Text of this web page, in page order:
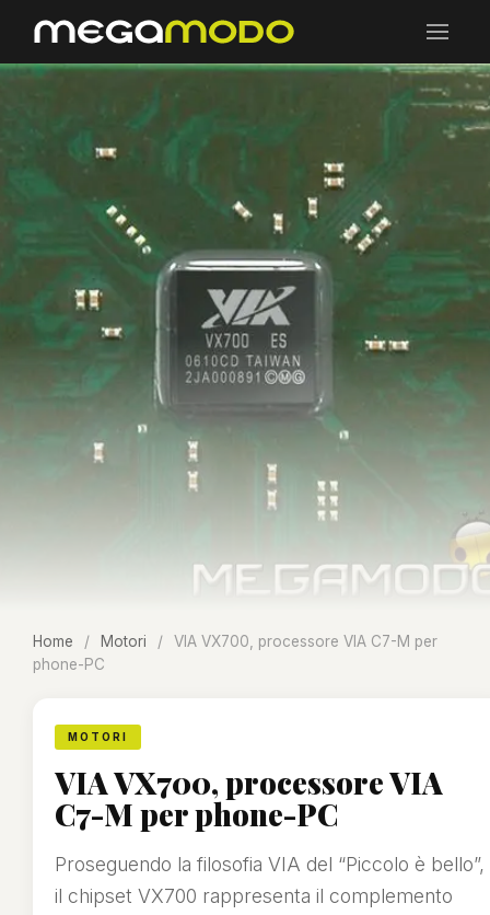
Home / Motori /
VIA VX700, processore VIA C7-M per
phone-PC
MOTORI
VIA VX700, processore VIA
C7-M per phone-PC
Proseguendo la filosofia VIA del “Piccolo è bello”,
il chipset VX700 rappresenta il complemento